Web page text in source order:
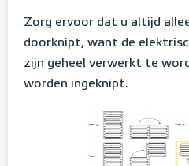
Zorg ervoor dat u altijd
doorknipt, want de
zijn geheel verwerkt te
worden ingeknipt.